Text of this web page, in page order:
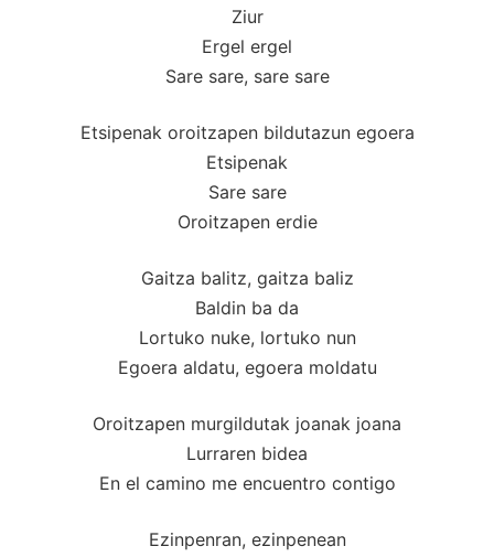
Ziur
Ergel ergel
Sare sare, sare sare
Etsipenak oroitzapen bildutazun egoera
Etsipenak
Sare sare
Oroitzapen erdie
Gaitza balitz, gaitza baliz
Baldin ba da
Lortuko nuke, lortuko nun
Egoera aldatu, egoera moldatu
Oroitzapen murgildutak joanak joana
Lurraren bidea
En el camino me encuentro contigo
Ezinpenran, ezinpenean